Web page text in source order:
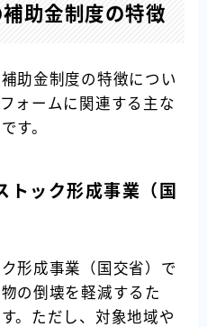
助金制度の特徴
助金制度の特徴につい
ォームに関連する主な
す。
トック形成事業（国
形成事業（国交省）で
の倒壊を軽減するた
。ただし、対象地域や